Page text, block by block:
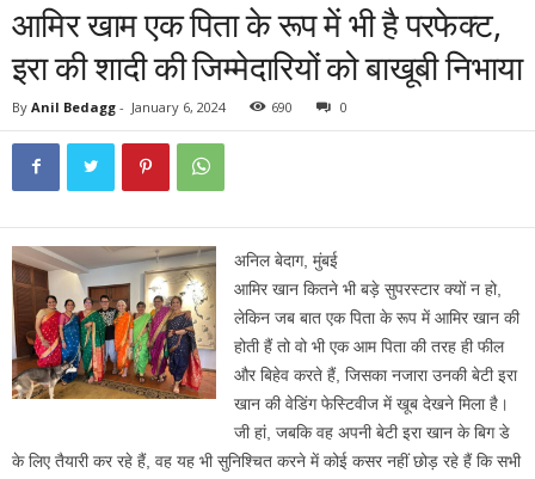
आमिर खाम एक पिता के रूप में भी है परफेक्ट,
इरा की शादी की जिम्मेदारियों को बाखूबी निभाया
By Anil Bedagg - January 6, 2024 690 0
अनिल बेदाग, मुंबई
आमिर खान कितने भी बड़े सुपरस्टार क्यों न हो,
लेकिन जब बात एक पिता के रूप में आमिर खान की
होती हैं तो वो भी एक आम पिता की तरह ही फील
और बिहेव करते हैं, जिसका नजारा उनकी बेटी इरा
खान की वेडिंग फेस्टिवीज में खूब देखने मिला है।
जी हां, जबकि वह अपनी बेटी इरा खान के बिग डे
के लिए तैयारी कर रहे हैं, वह यह भी सुनिश्चित करने में कोई कसर नहीं छोड़ रहे हैं कि सभी